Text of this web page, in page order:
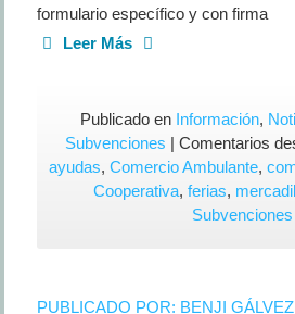
formulario específico y con firma
Leer Más
Publicado en Información,
Subvenciones |Comentarios
ayudas, Comercio Ambulante,
Cooperativa, ferias,
Subvenciones
PUBLICADO POR: BENJI